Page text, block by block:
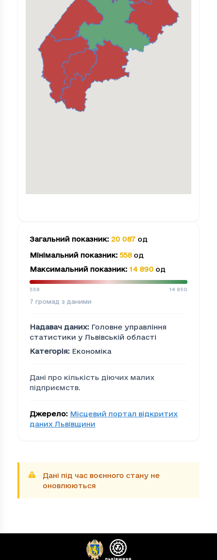
Загальний показник: 20 087 од
Мінімальний показник: 558 од
Максимальний показник: 14 890 од
558 14 890
7 громад з даними
Надавач даних: Головне управління
статистики у Львівській області
Категорія: Економіка
Дані про кількість діючих малих
підприємств.
Джерело: Місцевий портал відкритих
даних Львівщини
Дані під час воєнного стану не
оновлюються
2040718e-0ee2-473a-b6cd-60f40b87c05b
232ec292-2d76-4c46-ba47-cddf1e97d6d3